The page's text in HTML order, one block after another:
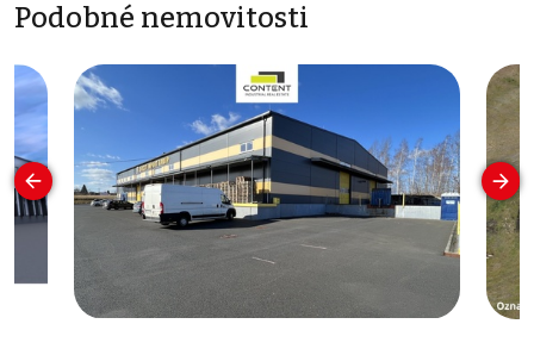
Podobné nemovitosti